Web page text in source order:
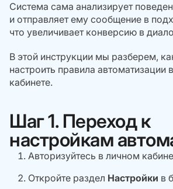
Система сама анализирует
и отправляет ему сообщение в
что увеличивает конверсию в
В этой инструкции мы разберем,
настроить правила автоматизации
кабинете.
Шаг 1. Переход к
настройкам
Авторизуйтесь в личном
Откройте раздел Настройки в